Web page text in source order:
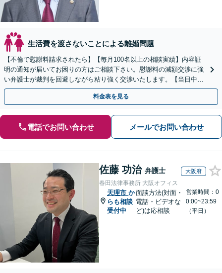
生活費を渡さないことによる離婚問題
【不倫で慰謝料請求されたら】【毎月100名以上の相談実績】内容証
明の通知が届いてお困りの方はご相談下さい。慰謝料の減額交渉に強
い弁護士が裁判を回避しながら粘り強く交渉いたします。【当日中の
相談可(予約制)】【全国対応】
料金表を見る
電話でお問い合わせ メールでお問い合わせ
佐藤 功治 弁護士 大阪府
春田法律事務所 大阪オフィス
天理市 か
らも相談
受付中
面談方法(対面・
電話・ビデオな
ど)は応相談
営業時間：0
0:00~23:59
（平日）